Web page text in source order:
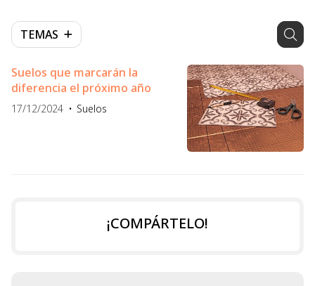
TEMAS
Suelos que marcarán la
diferencia el próximo año
17/12/2024 Suelos
¡COMPÁRTELO!